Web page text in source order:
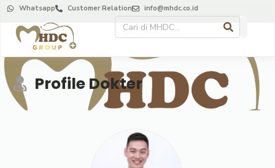
Whatsapp Customer Relation info@mhdc.co.id
Profile Dokter